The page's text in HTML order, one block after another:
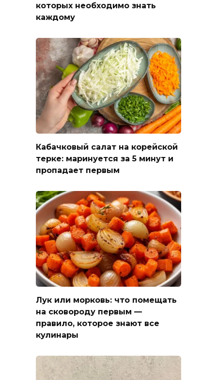
которых необходимо знать
каждому
Кабачковый салат на корейской
терке: маринуется за 5 минут и
пропадает первым
Лук или морковь: что помещать
на сковороду первым —
правило, которое знают все
кулинары